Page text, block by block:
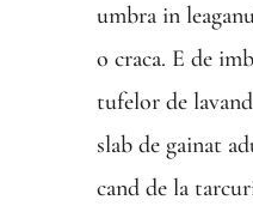
umbra in
o craca. E de
tufelor de
slab de gainat
cand de la